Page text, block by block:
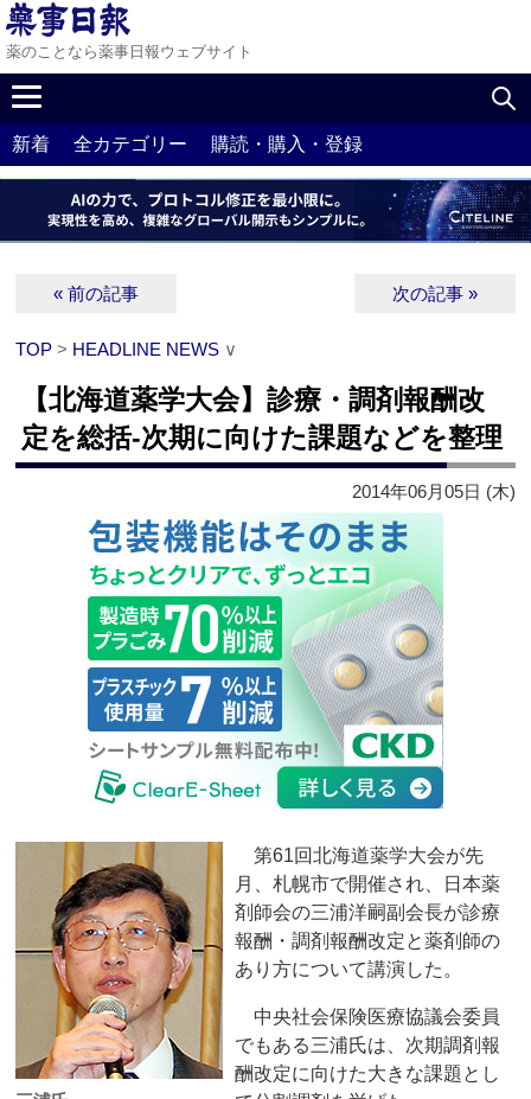
薬のことなら薬事日報ウェブサイト
新着 全カテゴリー 購読・購入・登録
« 前の記事 次の記事 »
TOP > HEADLINE NEWS ∨
【北海道薬学大会】診療・調剤報酬改
定を総括‐次期に向けた課題などを整理
2014年06月05日 (木)
第61回北海道薬学大会が先
月、札幌市で開催され、日本薬
剤師会の三浦洋嗣副会長が診療
報酬・調剤報酬改定と薬剤師の
あり方について講演した。
中央社会保険医療協議会委員
でもある三浦氏は、次期調剤報
酬改定に向けた大きな課題とし